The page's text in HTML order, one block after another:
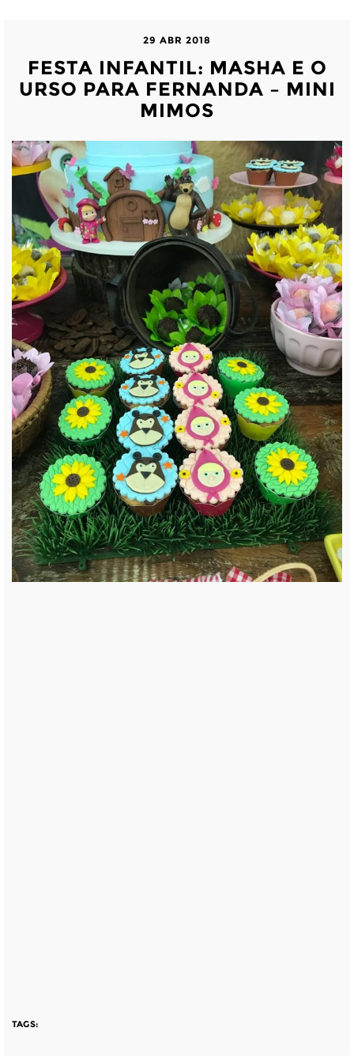
29 ABR 2018
FESTA INFANTIL: MASHA E O
URSO PARA FERNANDA – MINI
MIMOS
TAGS: